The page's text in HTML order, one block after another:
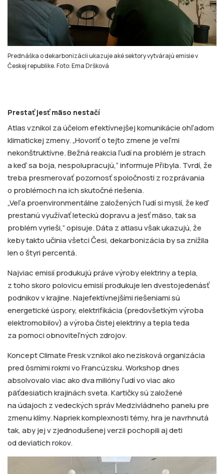
Prednáška o dekarbonizácii ukazuje aké sektory vytvárajú emisie v
Českej republike. Foto: Ema Dršková
Prestať jesť mäso nestačí
Atlas vznikol za účelom efektívnejšej komunikácie ohľadom
klimatickej zmeny. „Hovoriť o tejto zmene je veľmi
nekonštruktívne. Bežná reakcia ľudí na problém je strach
a keď sa boja, nespolupracujú,“ informuje Přibyla. Tvrdí, že
treba presmerovať pozornosť spoločnosti z rozprávania
o problémoch na ich skutočné riešenia.
„Veľa proenvironmentálne založených ľudí si myslí, že keď
prestanú využívať leteckú dopravu a jesť mäso, tak sa
problém vyrieši,“ opisuje. Dáta z atlasu však ukazujú, že
keby takto učinia všetci Česi, dekarbonizácia by sa znížila
len o štyri percentá.
Najviac emisií produkujú práve výroby elektriny a tepla,
z toho skoro polovicu emisií produkuje len dvestojedenásť
podnikov v krajine. Najefektívnejšími riešeniami sú
energetické úspory, elektrifikácia (predovšetkým výroba
elektromobilov) a výroba čistej elektriny a tepla teda
za pomoci obnoviteľných zdrojov.
Koncept Climate Fresk vznikol ako nezisková organizácia
pred ôsmimi rokmi vo Francúzsku. Workshop dnes
absolvovalo viac ako dva milióny ľudí vo viac ako
päťdesiatich krajinách sveta. Kartičky sú založené
na údajoch z vedeckých správ Medzivládneho panelu pre
zmenu klímy. Napriek komplexnosti témy, hra je navrhnutá
tak, aby jej v zjednodušenej verzii pochopili aj deti
od deviatich rokov.